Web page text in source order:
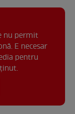
nu permit
E necesar
pentru